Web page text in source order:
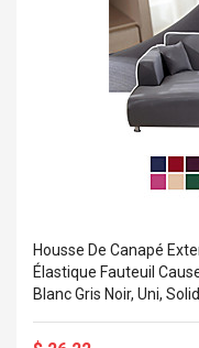
Protection En
PS4
Housse De Canapé
Élastique Fauteuil
Blanc Gris Noir, Uni,